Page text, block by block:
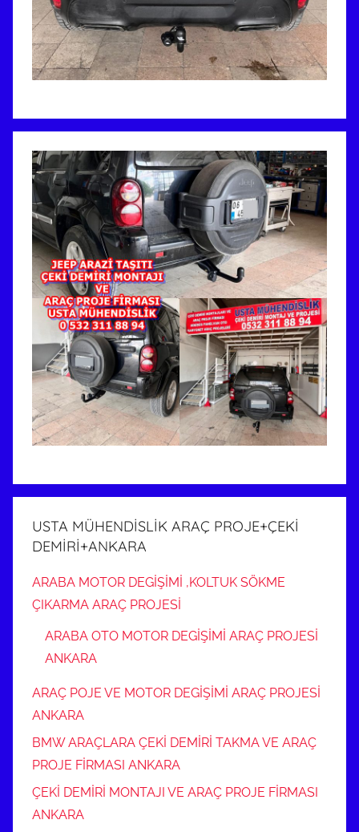
USTA MÜHENDİSLİK ARAÇ PROJE+ÇEKİ
DEMİRİ+ANKARA
ARABA MOTOR DEGİŞİMİ ,KOLTUK SÖKME
ÇIKARMA ARAÇ PROJESİ
ARABA OTO MOTOR DEGİŞİMİ ARAÇ PROJESİ
ANKARA
ARAÇ POJE VE MOTOR DEGİŞİMİ ARAÇ PROJESİ
ANKARA
BMW ARAÇLARA ÇEKİ DEMİRİ TAKMA VE ARAÇ
PROJE FİRMASI ANKARA
ÇEKİ DEMİRİ MONTAJI VE ARAÇ PROJE FİRMASI
ANKARA